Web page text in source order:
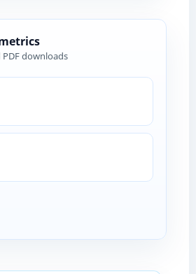
PDF downloads